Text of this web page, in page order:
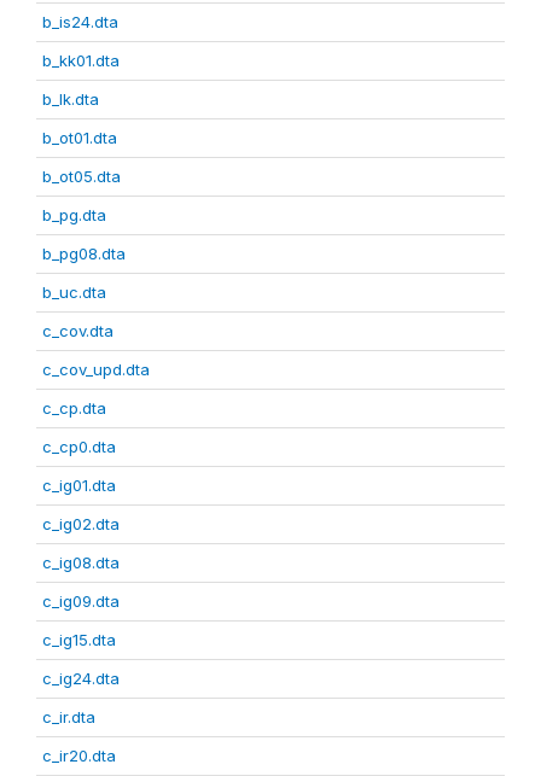
b_is24.dta
b_kk01.dta
b_lk.dta
b_ot01.dta
b_ot05.dta
b_pg.dta
b_pg08.dta
b_uc.dta
c_cov.dta
c_cov_upd.dta
c_cp.dta
c_cp0.dta
c_ig01.dta
c_ig02.dta
c_ig08.dta
c_ig09.dta
c_ig15.dta
c_ig24.dta
c_ir.dta
c_ir20.dta